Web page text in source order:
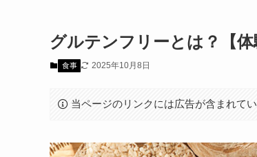
グルテンフリーとは？【
食事 2025年10月8日
当ページのリンクには広告が含まれてい